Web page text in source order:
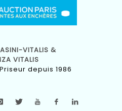
VITALIS &
VITALIS
depuis 1986